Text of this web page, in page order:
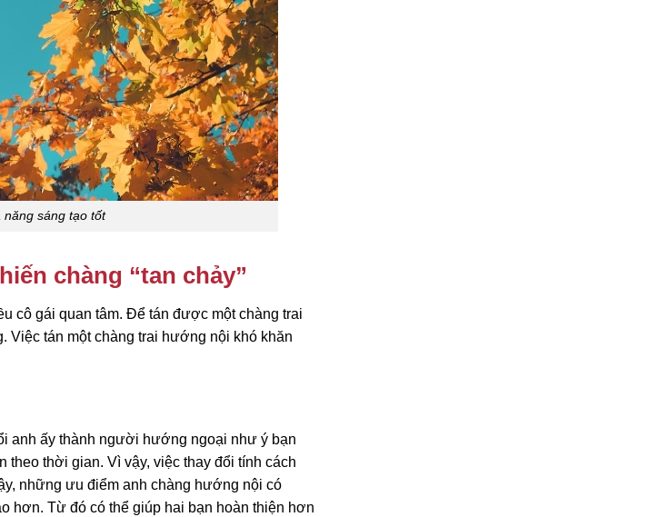
sáng tạo tốt
chàng “tan chảy”
cô gái quan tâm. Để tán được một chàng trai
Việc tán một chàng trai hướng nội khó khăn
anh ấy thành người hướng ngoại như ý bạn
theo thời gian. Vì vậy, việc thay đổi tính cách
những ưu điểm anh chàng hướng nội có
hơn. Từ đó có thể giúp hai bạn hoàn thiện hơn